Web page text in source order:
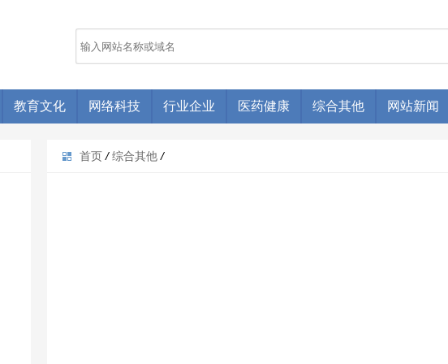
教育文化 网络科技 行业企业 医药健康 综合其他 网站新闻
首页 / 综合其他 /